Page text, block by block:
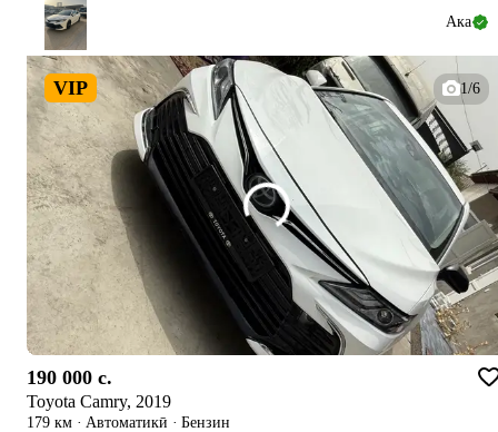
Ака
VIP 1/6
190 000 c.
Toyota Camry, 2019
179 км · Автоматикӣ · Бензин